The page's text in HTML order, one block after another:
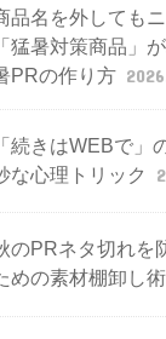
品名を外しても
「猛暑対策商品」
PRの作り方
「続きはWEBで」
な心理トリック
のPRネタ切れを
めの素材棚卸し術